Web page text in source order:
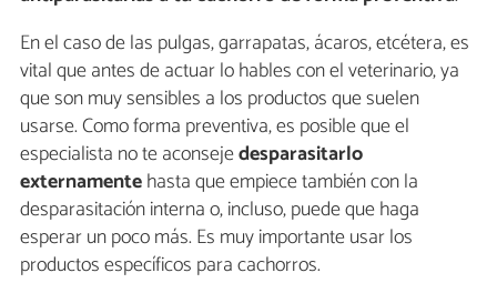
En el caso de las pulgas, garrapatas, ácaros, etcétera, es
vital que antes de actuar lo hables con el veterinario, ya
que son muy sensibles a los productos que suelen
usarse. Como forma preventiva, es posible que el
especialista no te aconsejedesparasitarlo
externamentehasta que empiece también con la
desparasitación interna o, incluso, puede que haga
esperar un poco más. Es muy importante usar los
productos específicos para cachorros.